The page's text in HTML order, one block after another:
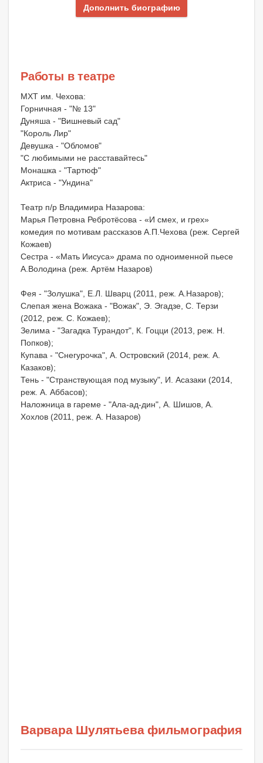
Дополнить биографию
Работы в театре
МХТ им. Чехова:
Горничная - "№ 13"
Дуняша - "Вишневый сад"
"Король Лир"
Девушка - "Обломов"
"С любимыми не расставайтесь"
Монашка - "Тартюф"
Актриса - "Ундина"
Театр п/р Владимира Назарова:
Марья Петровна Ребротёсова - «И смех, и грех»
комедия по мотивам рассказов А.П.Чехова (реж. Сергей
Кожаев)
Сестра - «Мать Иисуса» драма по одноименной пьесе
А.Володина (реж. Артём Назаров)
Фея - "Золушка", Е.Л. Шварц (2011, реж. А.Назаров);
Слепая жена Вожака - "Вожак", Э. Эгадзе, С. Терзи
(2012, реж. С. Кожаев);
Зелима - "Загадка Турандот", К. Гоцци (2013, реж. Н.
Попков);
Купава - "Снегурочка", А. Островский (2014, реж. А.
Казаков);
Тень - "Странствующая под музыку", И. Асазаки (2014,
реж. А. Аббасов);
Наложница в гареме - "Ала-ад-дин", А. Шишов, А.
Хохлов (2011, реж. А. Назаров)
Варвара Шулятьева фильмография